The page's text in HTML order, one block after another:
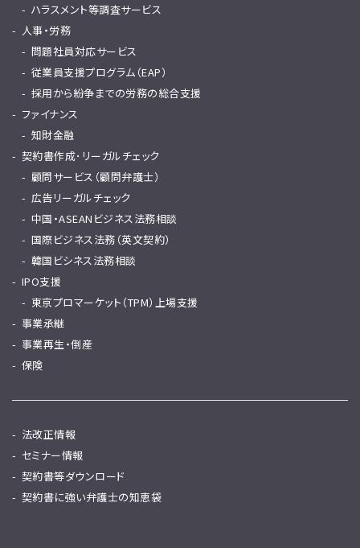
ハラスメント等調査サービス
人事・労務
問題社員対応サービス
従業員支援プログラム（EAP）
採用から紛争までの労務の総合支援
ファイナンス
知財金融
契約書作成･リーガルチェック
顧問サービス（顧問弁護士）
広告リーガルチェック
中国・ASEANビジネス法務相談
国際ビジネス法務（英文契約）
韓国ビシネス法務相談
IPO支援
東京プロマーケット（TPM）上場支援
事業承継
事業再生・倒産
保険
法改正情報
セミナー情報
契約書等ダウンロード
契約書に強い弁護士の知恵袋